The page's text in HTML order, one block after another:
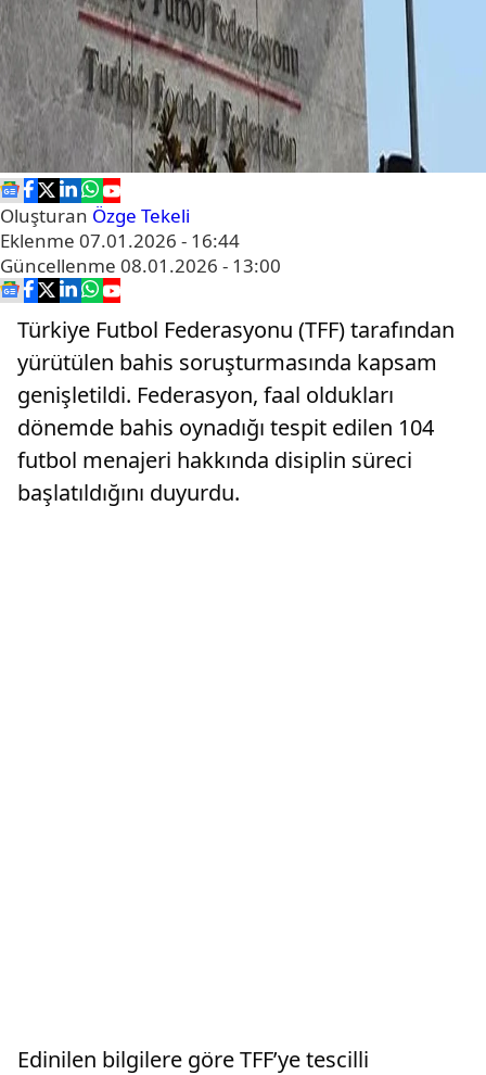
Oluşturan Özge Tekeli
Eklenme 07.01.2026 - 16:44
Güncellenme 08.01.2026 - 13:00
Türkiye Futbol Federasyonu (TFF) tarafından
yürütülen bahis soruşturmasında kapsam
genişletildi. Federasyon, faal oldukları
dönemde bahis oynadığı tespit edilen 104
futbol menajeri hakkında disiplin süreci
başlatıldığını duyurdu.
Edinilen bilgilere göre TFF’ye tescilli